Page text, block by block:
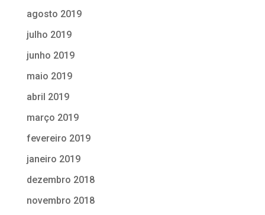
agosto 2019
julho 2019
junho 2019
maio 2019
abril 2019
março 2019
fevereiro 2019
janeiro 2019
dezembro 2018
novembro 2018